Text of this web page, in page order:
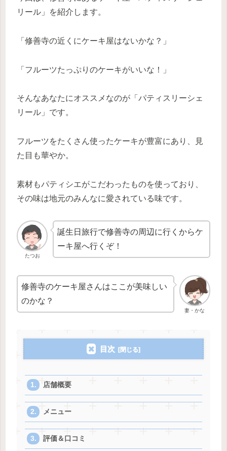
リール」を紹介します。
「修善寺の近くにケーキ屋はないかな？」
「フルーツたっぷりのケーキがいいな！」
そんなあなたにオススメなのが「パティスリーシェ
リール」です。
フルーツをたくさん使ったケーキが豊富にあり、見
た目も華やか。
素材もパティシエがこだわったものを使っており、
その味は地元のみんなに愛されている味です。
たつお
誕生日旅行で修善寺の周辺に行くからケ
ーキ屋へ行くぞ！
妻・かな
修善寺のケーキ屋さんはここが美味しい
のかな？
目次
店舗概要
メニュー
評価＆口コミ